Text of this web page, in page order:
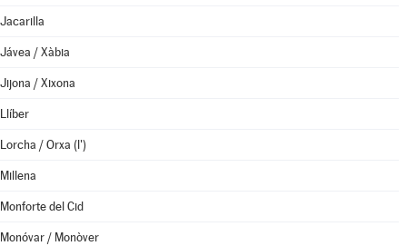
Jacarilla
Jávea / Xàbia
Jijona / Xixona
Llíber
Lorcha / Orxa (l')
Millena
Monforte del Cid
Monóvar / Monòver